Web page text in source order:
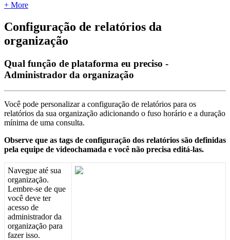
+ More
Configuração de relatórios da
organização
Qual função de plataforma eu preciso -
Administrador da organização
Você pode personalizar a configuração de relatórios para os
relatórios da sua organização adicionando o fuso horário e a duração
mínima de uma consulta.
Observe que as tags de configuração dos relatórios são definidas
pela equipe de videochamada e você não precisa editá-las.
Navegue até sua
organização.
Lembre-se de que
você deve ter
acesso de
administrador da
organização para
fazer isso.